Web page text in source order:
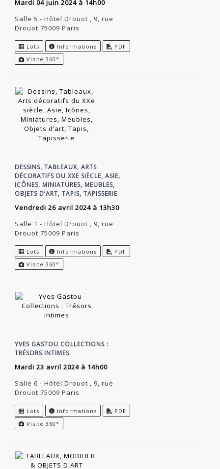
mardi 04 juin 2024 à 14h00
Salle 5 - Hôtel Drouot , 9, rue
Drouot 75009 Paris
Lots Informations
PDF
Visite 360°
DESSINS, TABLEAUX, ARTS
DÉCORATIFS DU XXE SIÈCLE, ASIE,
ICÔNES, MINIATURES, MEUBLES,
OBJETS D’ART, TAPIS, TAPISSERIE
vendredi 26 avril 2024 à 13h30
Salle 1 - Hôtel Drouot , 9, rue
Drouot 75009 Paris
Lots Informations
PDF
Visite 360°
YVES GASTOU COLLECTIONS :
TRÉSORS INTIMES
mardi 23 avril 2024 à 14h00
Salle 6 - Hôtel Drouot , 9, rue
Drouot 75009 Paris
Lots Informations
PDF
Visite 360°